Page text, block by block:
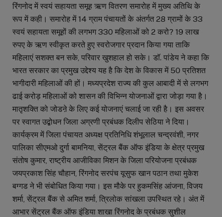
रिंगनोद में स्वयं सहायता समूह ऋण वितरण समारोह में मुख्य अतिथि के
रूप में कही। समारोह में 14 ग्राम पंचायतों के अंतर्गत 28 ग्रामों के 33
स्वयं सहायता समूहों की लगभग 330 महिलाओं को 2 करो? 19 लाख
रुपए के ऋण स्वीकृत करते हुए स्वरोजगार प्रदान किया गया ताकि
महिलाएं सशक्त बन सके, परिवार खुशहाल हो सके। डॉ. पांडेय ने कहा कि
भारत सरकार का प्रमुख उद्देश्य यह है कि देश के विकास में 50 प्रतिशत
भागीदारी महिलाओं की हों। मध्यप्रदेश राज्य की कुल आबादी में से लगभग
ढाई करोड़ महिलाओं को शासन की विभिन्न योजनाओं द्वारा जोड़ा गया है।
मातृशक्ति को जोडऩे के लिए कई योजनाएं चलाई जा रही है। इस अवसर
पर स्वागत उद्बोधन जिला अग्रणी प्रबंधक दिलीप सेठिया ने दिया।
कार्यक्रम में जिला पंचायत अध्यक्ष प्रतिनिधि शंभूलाल चन्द्रवंशी, नगर
पालिका सीएमओ दुर्गा बामनिया, सेंट्रल बैंक ऑफ इंडिया के क्षेत्र प्रमुख
संतोष कुमार, राष्ट्रीय आजीविका मिशन के जिला परियोजना प्रबंधक
जयप्रकाश सिंह चौहान, रिंगनोद सरपंच यूसुफ खान पठान तथा मुकेश
बग्गड ने भी संबोधित किया गया। इस मौके पर हुकमसिंह आंजना, विजय
शर्मा, सेंट्रल बैंक से अमित शर्मा, त्रिलोक सांखला उपस्थित रहे। अंत में
आभार सेंट्रल बैंक ऑफ इंडिया शाखा रिंगनोद के प्रबंधक सुशील